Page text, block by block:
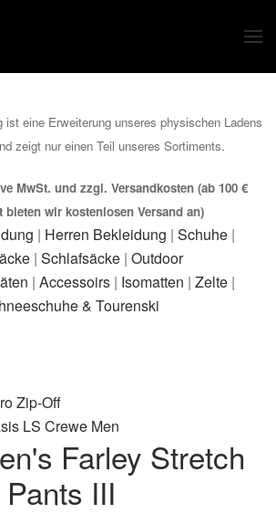
ist eine Erweiterung unseres physischen Ladens
zeigt nur einen Teil unseres Sortiments.
MwSt. und zzgl. Versandkosten (ab 100 €
bieten wir kostenlosen Versand an)
| Herren Bekleidung | Schuhe |
| Schlafsäcke| Outdoor
| Accessoirs | Isomatten | Zelte |
& Tourenski
Zip-Off
LS Crewe Men
Farley Stretch
III